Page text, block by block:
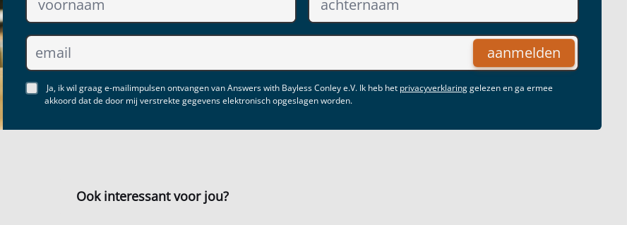
aanmelden
Ja, ik wil graag e-mailimpulsen ontvangen van Answers with Bayless Conley e.V. Ik heb het privacyverklaringgelezen en ga ermee
akkoord dat de door mij verstrekte gegevens elektronisch opgeslagen worden.
Ook interessant voor jou?